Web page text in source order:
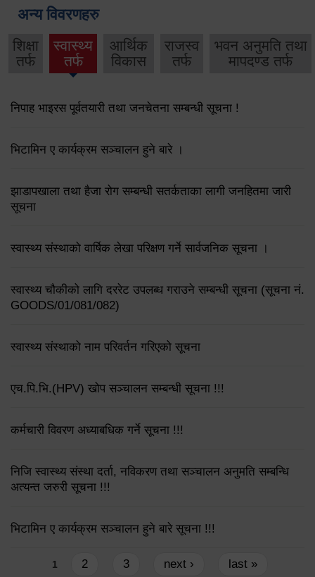
अन्य विवरणहरु
शिक्षा
तर्फ
स्वास्थ्य
तर्फ
आर्थिक
विकास
राजस्व
तर्फ
भवन अनुमति तथा
मापदण्ड तर्फ
निपाह भाइरस पूर्वतयारी तथा जनचेतना सम्बन्धी सूचना !
भिटामिन ए कार्यक्रम सञ्चालन हुने बारे ।
झाडापखाला तथा हैजा रोग सम्बन्धी सतर्कताका लागी जनहितमा जारी
सूचना
स्वास्थ्य संस्थाको वार्षिक लेखा परिक्षण गर्ने सार्वजनिक सूचना ।
स्वास्थ्य चौकीको लागि दररेट उपलब्ध गराउने सम्बन्धी सूचना (सूचना नं.
GOODS/01/081/082)
स्वास्थ्य संस्थाको नाम परिवर्तन गरिएको सूचना
एच.पि.भि.(HPV) खोप सञ्चालन सम्बन्धी सूचना !!!
कर्मचारी विवरण अध्याबधिक गर्ने सूचना !!!
निजि स्वास्थ्य संस्था दर्ता, नविकरण तथा सञ्चालन अनुमति सम्बन्धि
अत्यन्त जरुरी सूचना !!!
भिटामिन ए कार्यक्रम सञ्चालन हुने बारे सूचना !!!
Pages
1 2 3 next › last »